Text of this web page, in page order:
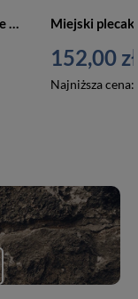
Plecak damski nylonowy z elementami ze skóry ekologicznej Peterson JN-09 średni czarny
152,00 zł
Najniższa cena: